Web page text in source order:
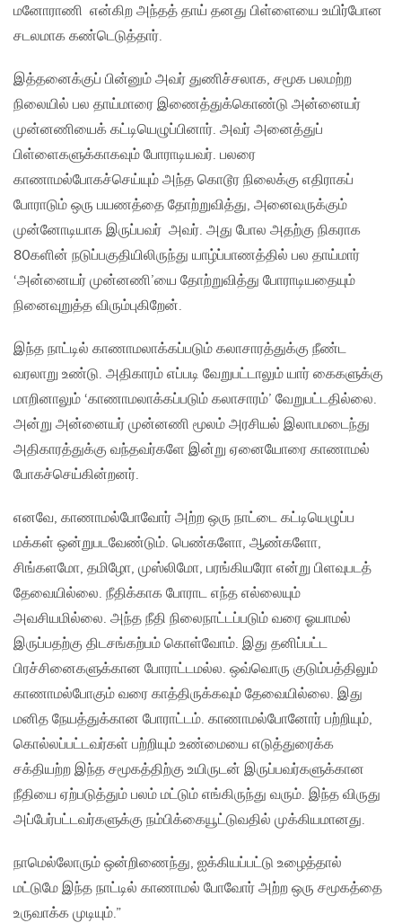
மனோராணி என்கிற அந்தத் தாய் தனது பிள்ளையை உயிர்போன
சடலமாக கண்டெடுத்தார்.
இத்தனைக்குப் பின்னும் அவர் துணிச்சலாக, சமூக பலமற்ற
நிலையில் பல தாய்மாரை இணைத்துக்கொண்டு அன்னையர்
முன்னணியைக் கட்டியெழுப்பினார். அவர் அனைத்துப்
பிள்ளைகளுக்காகவும் போராடியவர். பலரை
காணாமல்போகச்செய்யும் அந்த கொடூர நிலைக்கு எதிராகப்
போராடும் ஒரு பயணத்தை தோற்றுவித்து, அனைவருக்கும்
முன்னோடியாக இருப்பவர் அவர். அது போல அதற்கு நிகராக
80களின் நடுப்பகுதியிலிருந்து யாழ்ப்பாணத்தில் பல தாய்மார்
‘அன்னையர் முன்னணி’யை தோற்றுவித்து போராடியதையும்
நினைவுறுத்த விரும்புகிறேன்.
இந்த நாட்டில் காணாமலாக்கப்படும் கலாசாரத்துக்கு நீண்ட
வரலாறு உண்டு. அதிகாரம் எப்படி வேறுபட்டாலும் யார் கைகளுக்கு
மாறினாலும் ‘காணாமலாக்கப்படும் கலாசாரம்’ வேறுபட்டதில்லை.
அன்று அன்னையர் முன்னணி மூலம் அரசியல் இலாபமடைந்து
அதிகாரத்துக்கு வந்தவர்களே இன்று ஏனையோரை காணாமல்
போகச்செய்கின்றனர்.
எனவே, காணாமல்போவோர் அற்ற ஒரு நாட்டை கட்டியெழுப்ப
மக்கள் ஒன்றுபடவேண்டும். பெண்களோ, ஆண்களோ,
சிங்களமோ, தமிழோ, முஸ்லிமோ, பரங்கியரோ என்று பிளவுபடத்
தேவையில்லை. நீதிக்காக போராட எந்த எல்லையும்
அவசியமில்லை. அந்த நீதி நிலைநாட்டப்படும் வரை ஓயாமல்
இருப்பதற்கு திடசங்கற்பம் கொள்வோம். இது தனிப்பட்ட
பிரச்சினைகளுக்கான போராட்டமல்ல. ஒவ்வொரு குடும்பத்திலும்
காணாமல்போகும் வரை காத்திருக்கவும் தேவையில்லை. இது
மனித நேயத்துக்கான போராட்டம். காணாமல்போனோர் பற்றியும்,
கொல்லப்பட்டவர்கள் பற்றியும் உண்மையை எடுத்துரைக்க
சக்தியற்ற இந்த சமூகத்திற்கு உயிருடன் இருப்பவர்களுக்கான
நீதியை ஏற்படுத்தும் பலம் மட்டும் எங்கிருந்து வரும். இந்த விருது
அப்பேர்பட்டவர்களுக்கு நம்பிக்கையூட்டுவதில் முக்கியமானது.
நாமெல்லோரும் ஒன்றிணைந்து, ஐக்கியப்பட்டு உழைத்தால்
மட்டுமே இந்த நாட்டில் காணாமல் போவோர் அற்ற ஒரு சமூகத்தை
உருவாக்க முடியும்.”